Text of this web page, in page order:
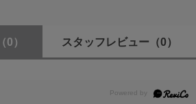
（0） スタッフレビュー （0）